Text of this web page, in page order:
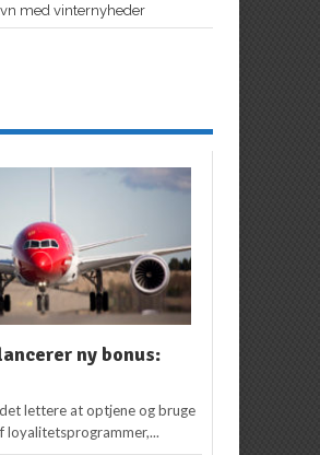
med vinternyheder
ny bonus:
lettere at optjene og bruge